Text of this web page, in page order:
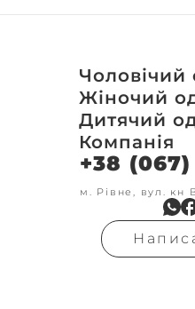
Чоловічий
Футболки
Футболки Polo
Кофти
Світшот
Кенгуру
Кофта з замком
Олімпійки
Флісові кофти
Гольфи
Реглан
Жіночий
Футболки
Поло
Кофти
Світшот
Олімпійки
Кофта на замку
Бомбери
В'язка
Гольфи
Дитячий
Футболки
Кофти
Світшоти
Кенгуру
Кенгуру замок
Костюми
Штани
Шорти
Компанія
Про компанію
Доставка та
Друк на
Обмін та
Контакти
Умови
замовлення
+38
м. Рівне, вул. кн